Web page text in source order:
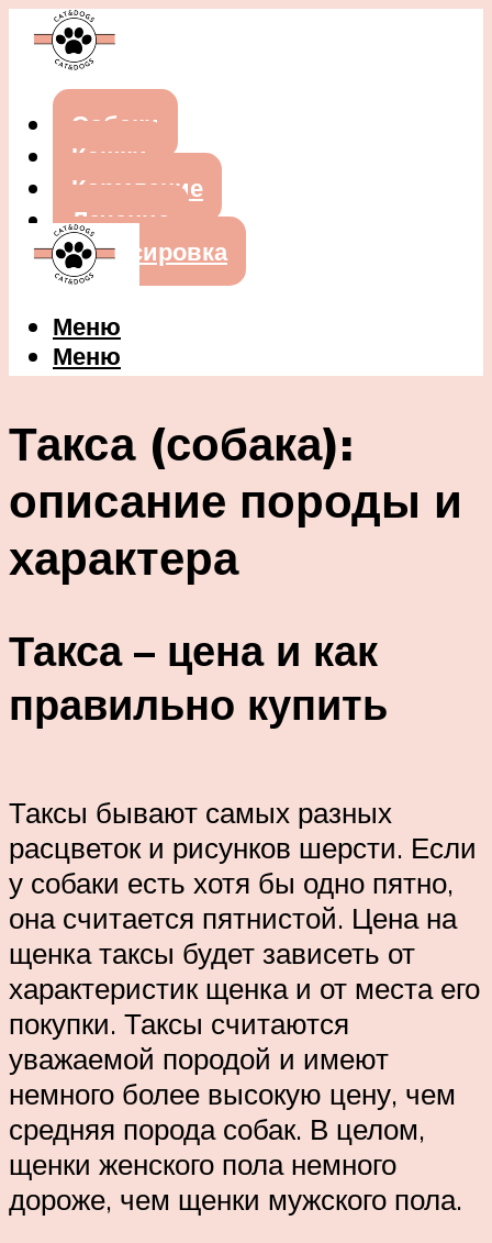
Собаки
Кошки
Кормление
Лечение
Дрессировка
Меню
Меню
Такса (собака):
описание породы и
характера
Такса – цена и как
правильно купить
Таксы бывают самых разных
расцветок и рисунков шерсти. Если
у собаки есть хотя бы одно пятно,
она считается пятнистой. Цена на
щенка таксы будет зависеть от
характеристик щенка и от места его
покупки. Таксы считаются
уважаемой породой и имеют
немного более высокую цену, чем
средняя порода собак. В целом,
щенки женского пола немного
дороже, чем щенки мужского пола.